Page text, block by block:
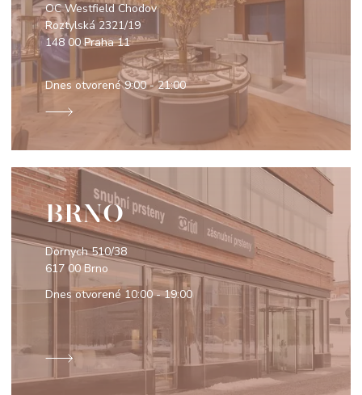
OC Westfield Chodov
Roztylská 2321/19
148 00 Praha 11
Dnes otvorené9:00 - 21:00
BRNO
Dornych 510/38
617 00 Brno
Dnes otvorené 10:00 - 19:00